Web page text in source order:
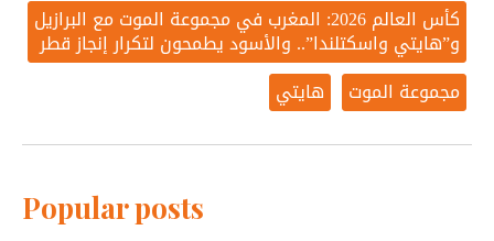
كأس العالم 2026: المغرب في مجموعة الموت مع البرازيل
و”هايتي واسكتلندا”.. والأسود يطمحون لتكرار إنجاز قطر
مجموعة الموت
هايتي
Popular posts